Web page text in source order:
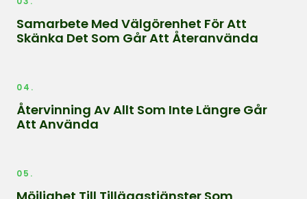
Samarbete Med Välgörenhet För Att
Skänka Det Som Går Att Återanvända
04.
Återvinning Av Allt Som Inte Längre Går
Att Använda
05.